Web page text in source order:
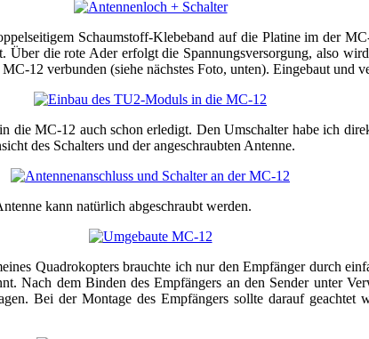
Schaumstoff-Klebeband auf die Platine im der
die rote Ader erfolgt die Spannungsversorgung, also
12 verbunden (siehe nächstes Foto, unten). Eingebaut und
die MC-12 auch schon erledigt. Den Umschalter habe ich
des Schalters und der angeschraubten Antenne.
kann natürlich abgeschraubt werden.
Quadrokopters brauchte ich nur den Empfänger durch
Nach dem Binden des Empfängers an den Sender unter
Bei der Montage des Empfängers sollte darauf